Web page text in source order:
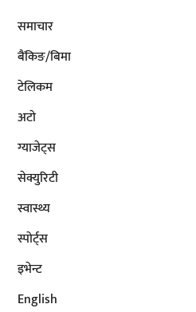
समाचार
बैंकिङ/बिमा
टेलिकम
अटाे
ग्याजेट्स
सेक्युरिटी
स्वास्थ्य
स्पोर्ट्स
इभेन्ट
English